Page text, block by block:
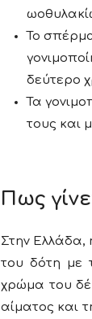
Το
δεύτερο
Τα
τους και
Πως
Στην Ελλάδα,
του δότη με
χρώμα του
αίματος και